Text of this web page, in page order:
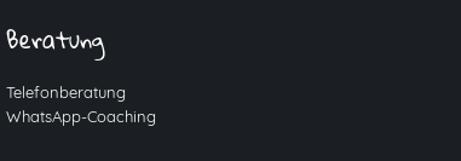
Beratung
Telefonberatung
WhatsApp-Coaching